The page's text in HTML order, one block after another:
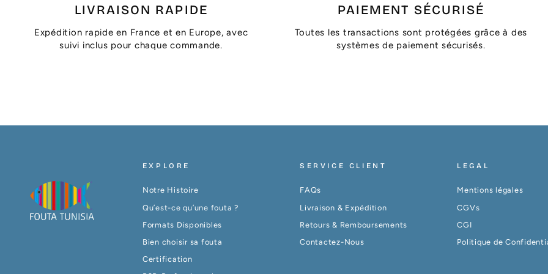
LIVRAISON RAPIDE
Expédition rapide en France et en Europe, avec
suivi inclus pour chaque commande.
PAIEMENT SÉCURISÉ
Toutes les transactions sont protégées grâce à des
systèmes de paiement sécurisés.
EXPLORE
Notre Histoire
Qu’est-ce qu’une fouta ?
Formats Disponibles
Bien choisir sa fouta
Certification
SERVICE CLIENT
FAQs
Livraison & Expédition
Retours & Remboursements
Contactez-Nous
LEGAL
Mentions légales
CGVs
CGI
Politique de